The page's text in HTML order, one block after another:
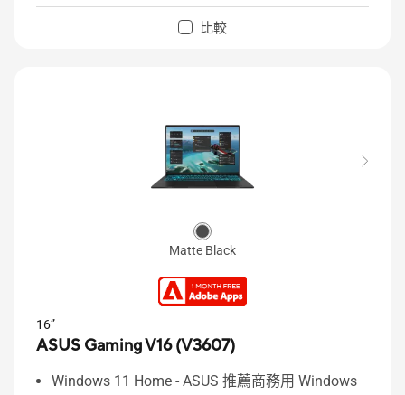
比較
Matte Black
16”
ASUS Gaming V16 (V3607)
Windows 11 Home - ASUS 推薦商務用 Windows